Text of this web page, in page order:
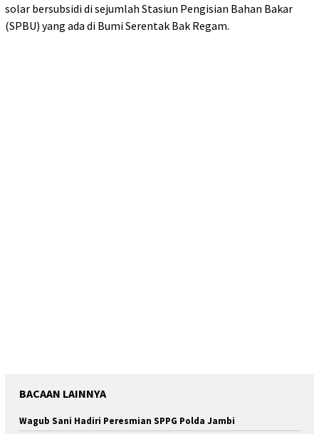
solar bersubsidi di sejumlah Stasiun Pengisian Bahan Bakar
(SPBU) yang ada di Bumi Serentak Bak Regam.
BACAAN LAINNYA
Wagub Sani Hadiri Peresmian SPPG Polda Jambi